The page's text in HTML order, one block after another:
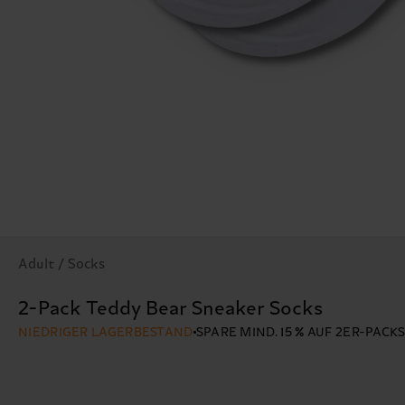
Adult / Socks
2-Pack Teddy Bear Sneaker Socks
NIEDRIGER LAGERBESTAND SPARE MIND. 15 % AUF 2ER-PACKS